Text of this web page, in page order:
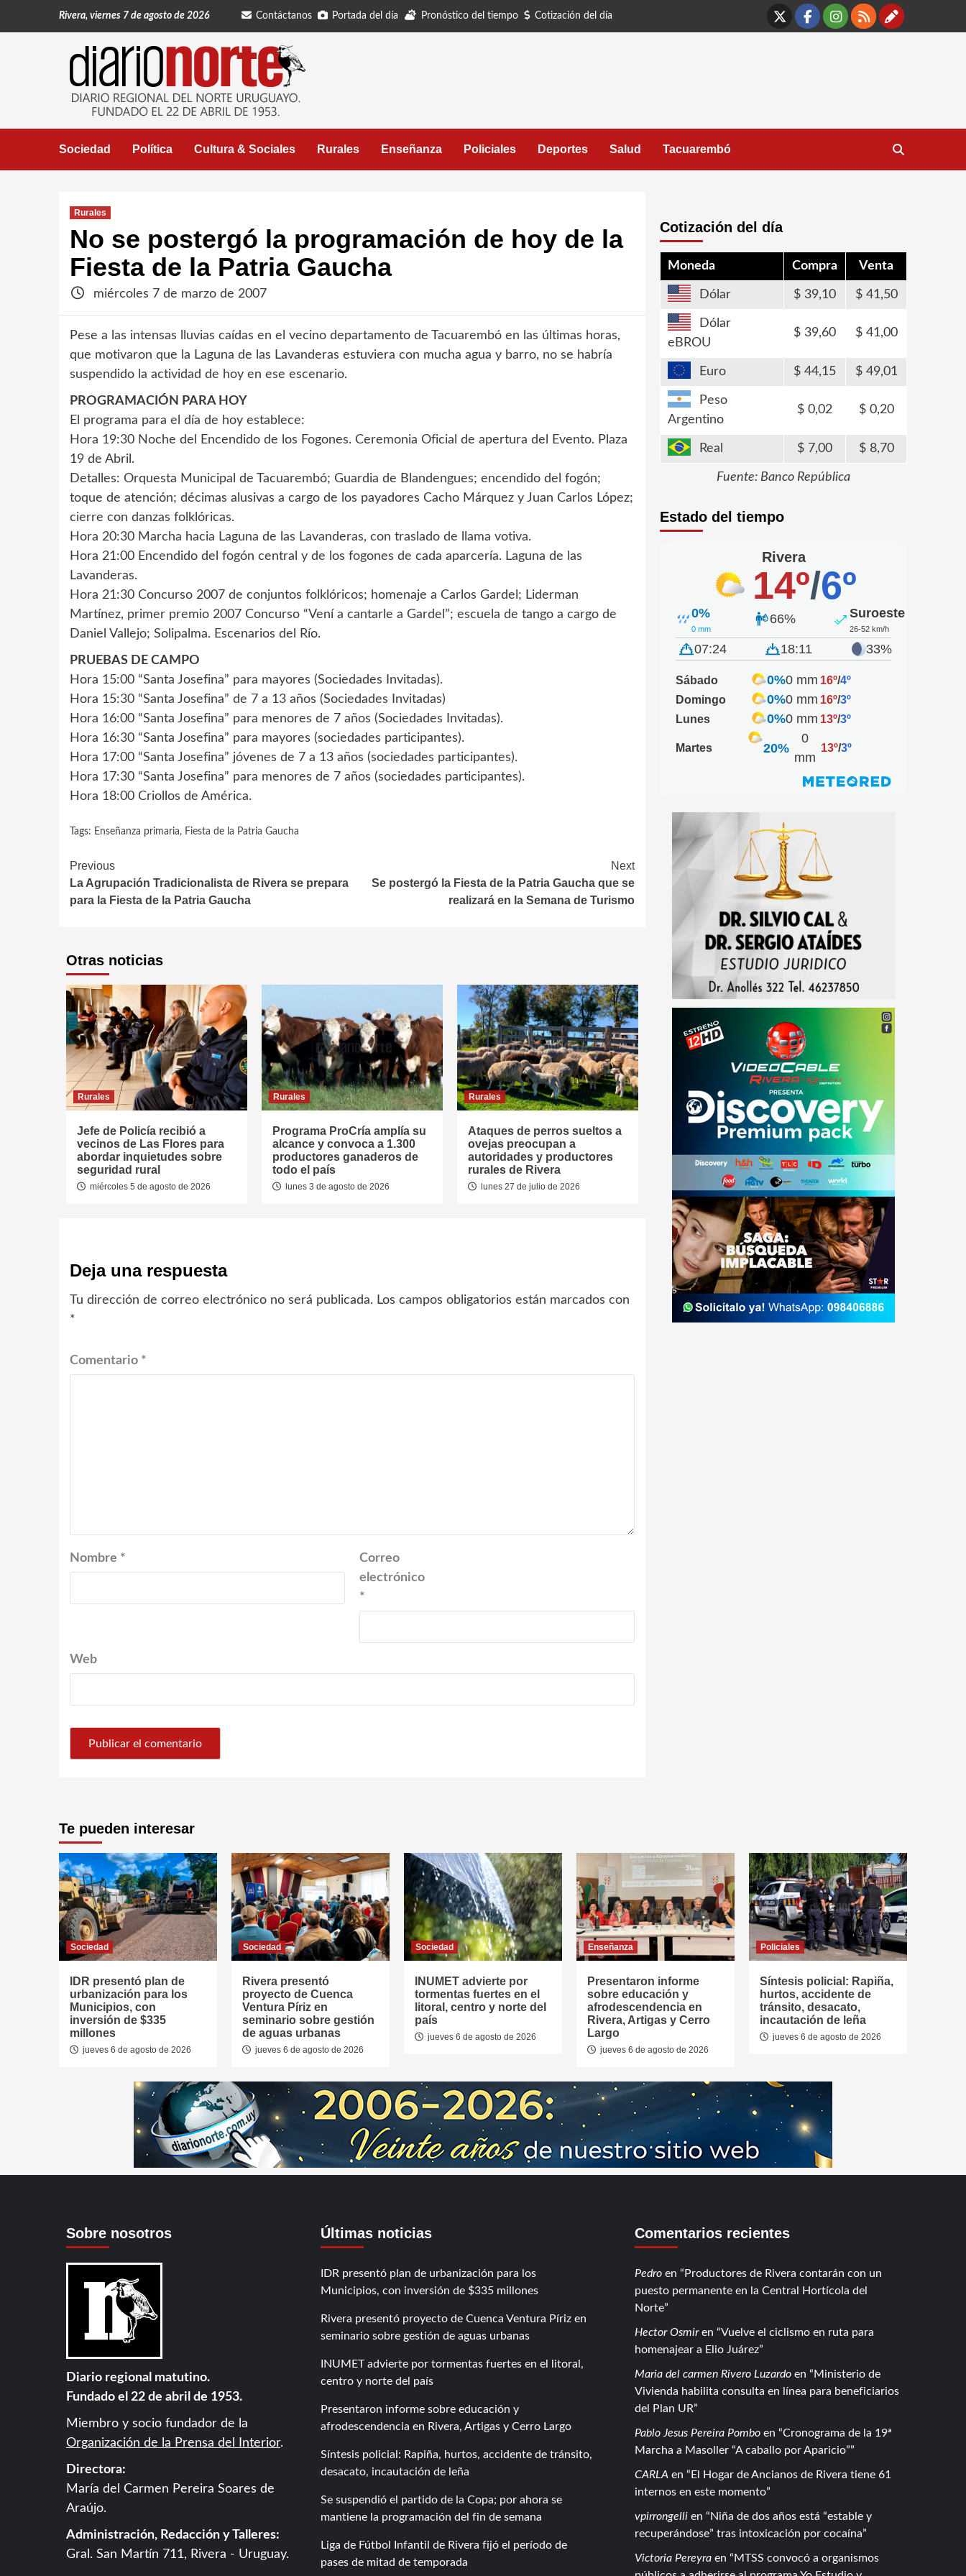
Rivera, viernes 7 de agosto de 2026 Contáctanos Portada del día Pronóstico del tiempo Cotización del día
X Facebook
Instagram
RSS
Sociedad Política Cultura & Sociales Rurales Enseñanza Policiales Deportes Salud Tacuarembó
Rurales
No se postergó la programación de hoy de la
Fiesta de la Patria Gaucha
miércoles 7 de marzo de 2007
Pese a las intensas lluvias caídas en el vecino departamento de Tacuarembó en las últimas horas,
que motivaron que la Laguna de las Lavanderas estuviera con mucha agua y barro, no se habría
suspendido la actividad de hoy en ese escenario.
PROGRAMACIÓN PARA HOY
El programa para el día de hoy establece:
Hora 19:30 Noche del Encendido de los Fogones. Ceremonia Oficial de apertura del Evento. Plaza
19 de Abril.
Detalles: Orquesta Municipal de Tacuarembó; Guardia de Blandengues; encendido del fogón;
toque de atención; décimas alusivas a cargo de los payadores Cacho Márquez y Juan Carlos López;
cierre con danzas folklóricas.
Hora 20:30 Marcha hacia Laguna de las Lavanderas, con traslado de llama votiva.
Hora 21:00 Encendido del fogón central y de los fogones de cada aparcería. Laguna de las
Lavanderas.
Hora 21:30 Concurso 2007 de conjuntos folklóricos; homenaje a Carlos Gardel; Liderman
Martínez, primer premio 2007 Concurso “Vení a cantarle a Gardel”; escuela de tango a cargo de
Daniel Vallejo; Solipalma. Escenarios del Río.
PRUEBAS DE CAMPO
Hora 15:00 “Santa Josefina” para mayores (Sociedades Invitadas).
Hora 15:30 “Santa Josefina” de 7 a 13 años (Sociedades Invitadas)
Hora 16:00 “Santa Josefina” para menores de 7 años (Sociedades Invitadas).
Hora 16:30 “Santa Josefina” para mayores (sociedades participantes).
Hora 17:00 “Santa Josefina” jóvenes de 7 a 13 años (sociedades participantes).
Hora 17:30 “Santa Josefina” para menores de 7 años (sociedades participantes).
Hora 18:00 Criollos de América.
Tags: Enseñanza primaria, Fiesta de la Patria Gaucha
Continue
Reading
Previous
La Agrupación Tradicionalista de Rivera se prepara
para la Fiesta de la Patria Gaucha
Next
Se postergó la Fiesta de la Patria Gaucha que se
realizará en la Semana de Turismo
Otras noticias
Rurales
Jefe de Policía recibió a
vecinos de Las Flores para
abordar inquietudes sobre
seguridad rural
miércoles 5 de agosto de 2026
Rurales
Programa ProCría amplía su
alcance y convoca a 1.300
productores ganaderos de
todo el país
lunes 3 de agosto de 2026
Rurales
Ataques de perros sueltos a
ovejas preocupan a
autoridades y productores
rurales de Rivera
lunes 27 de julio de 2026
Deja una respuesta
Tu dirección de correo electrónico no será publicada. Los campos obligatorios están marcados con
*
Comentario *
Nombre *
Correo
electrónico
*
Web
Cotización del día
Moneda Compra Venta
Dólar 39,10 41,50
Dólar
eBROU
39,60 41,00
Euro 44,15 49,01
Peso
Argentino
0,02 0,20
Real 7,00 8,70
Fuente: Banco República
Estado del tiempo
Rivera
14º/6º
0%
0 mm
66% Suroeste
26-52 km/h
07:24 18:11 33%
Sábado 0%0 mm 16º/4º
Domingo
0%0 mm 16º/3º
Lunes
0%0 mm 13º/3º
Martes 20%
0
mm
13º/3º
Te pueden interesar
Sociedad
IDR presentó plan de
urbanización para los
Municipios, con
inversión de $335
millones
jueves 6 de agosto de 2026
Sociedad
Rivera presentó
proyecto de Cuenca
Ventura Píriz en
seminario sobre gestión
de aguas urbanas
jueves 6 de agosto de 2026
Sociedad
INUMET advierte por
tormentas fuertes en el
litoral, centro y norte del
país
jueves 6 de agosto de 2026
Enseñanza
Presentaron informe
sobre educación y
afrodescendencia en
Rivera, Artigas y Cerro
Largo
jueves 6 de agosto de 2026
Policiales
Síntesis policial: Rapiña,
hurtos, accidente de
tránsito, desacato,
incautación de leña
jueves 6 de agosto de 2026
Sobre nosotros
Diario regional matutino.
Fundado el 22 de abril de 1953.
Miembro y socio fundador de la
Organización de la Prensa del Interior.
Directora:
María del Carmen Pereira Soares de
Araújo.
Administración, Redacción y Talleres:
Gral. San Martín 711, Rivera - Uruguay.
Últimas noticias
IDR presentó plan de urbanización para los
Municipios, con inversión de $335 millones
Rivera presentó proyecto de Cuenca Ventura Píriz en
seminario sobre gestión de aguas urbanas
INUMET advierte por tormentas fuertes en el litoral,
centro y norte del país
Presentaron informe sobre educación y
afrodescendencia en Rivera, Artigas y Cerro Largo
Síntesis policial: Rapiña, hurtos, accidente de tránsito,
desacato, incautación de leña
Se suspendió el partido de la Copa; por ahora se
mantiene la programación del fin de semana
Liga de Fútbol Infantil de Rivera fijó el período de
pases de mitad de temporada
Comentarios recientes
Pedroen
Productores de Rivera contarán con un
puesto permanente en la Central Hortícola del
Norte
Hector Osmiren
Vuelve el ciclismo en ruta para
homenajear a Elio Juárez
Maria del carmen Rivero Luzardoen
Ministerio de
Vivienda habilita consulta en línea para beneficiarios
del Plan UR
Pablo Jesus Pereira Pomboen
Cronograma de la 19ª
Marcha a Masoller “A caballo por Aparicio”
CARLA en
El Hogar de Ancianos de Rivera tiene 61
internos en este momento
vpirrongellien
Niña de dos años está “estable y
recuperándose” tras intoxicación por cocaína
Victoria Pereyraen
MTSS convocó a organismos